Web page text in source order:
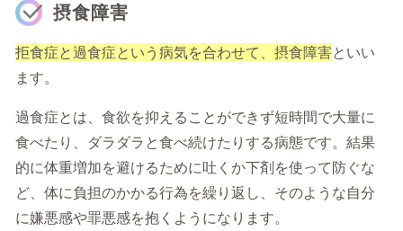
摂食障害
拒食症と過食症という病気を合わせて、摂食障害といい
ます。
過食症とは、食欲を抑えることができず短時間で大量に
食べたり、ダラダラと食べ続けたりする病態です。結果
的に体重増加を避けるために吐くか下剤を使って防ぐな
ど、体に負担のかかる行為を繰り返し、そのような自分
に嫌悪感や罪悪感を抱くようになります。